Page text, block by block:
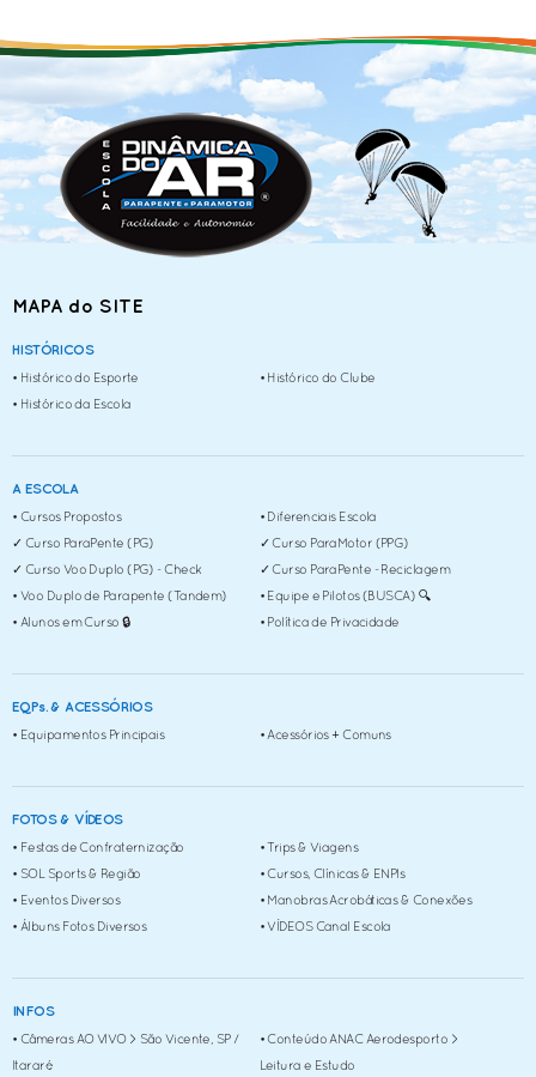
MAPA do SITE
HISTÓRICOS
• Histórico do Esporte • Histórico do Clube
• Histórico da Escola
A ESCOLA
• Cursos Propostos • Diferenciais Escola
✓ Curso ParaPente (PG) ✓ Curso ParaMotor (PPG)
✓ Curso Voo Duplo (PG) - Check ✓ Curso ParaPente - Reciclagem
• Voo Duplo de Parapente (Tandem) • Equipe e Pilotos (BUSCA) 🔍
• Alunos em Curso 🔒 • Política de Privacidade
EQPs. & ACESSÓRIOS
• Equipamentos Principais • Acessórios + Comuns
FOTOS & VÍDEOS
• Festas de Confraternização • Trips & Viagens
• SOL Sports & Região • Cursos, Clínicas & ENPIs
• Eventos Diversos • Manobras Acrobáticas & Conexões
• Álbuns Fotos Diversos • VÍDEOS Canal Escola
INFOS
• Câmeras AO VIVO > São Vicente, SP /
Itararé
• Conteúdo ANAC Aerodesporto >
Leitura e Estudo